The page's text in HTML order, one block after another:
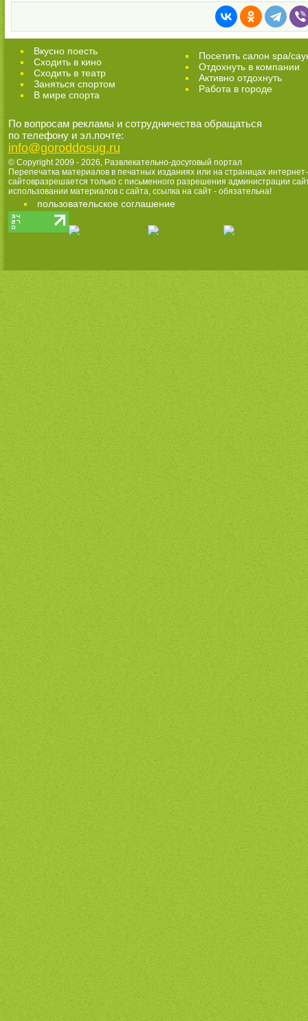
Вкусно поесть
Сходить в кино
Cходить в театр
Заняться спортом
В мире спорта
Посетить салон spa/
Отдохнуть в компании
Активно отдохнуть
Работа в городе
По вопросам рекламы и сотрудничества обращаться
по телефону и эл.почте:
info@goroddosug.ru
© Copyright 2009 - 2026, Развлекательно-досуговый портал
Перепечатка материалов в печатных изданиях или на страницах интернет-
сайтовразрешается только с письменного разрешения администрации
использовании материалов с сайта, ссылка на сайт - обязательна!
пользовательское соглашение